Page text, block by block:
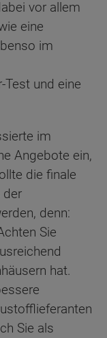
vor allem
eine
im
Test und eine
im
Angebote ein,
die finale
der
denn:
Sie
hat.
Sie als